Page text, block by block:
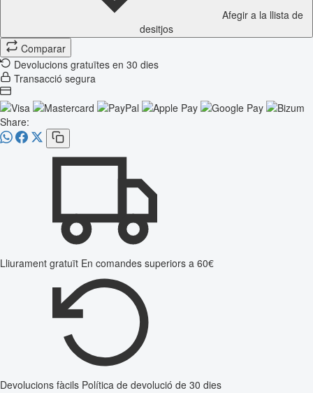
Afegir a la llista de
desitjos
Comparar
Devolucions gratuïtes en 30 dies
Transacció segura
Share:
Lliurament gratuït En comandes superiors a 60€
Devolucions fàcils Política de devolució de 30 dies